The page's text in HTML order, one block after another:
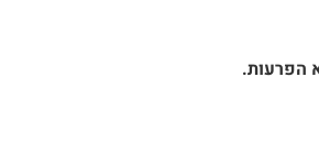
הפרעות.